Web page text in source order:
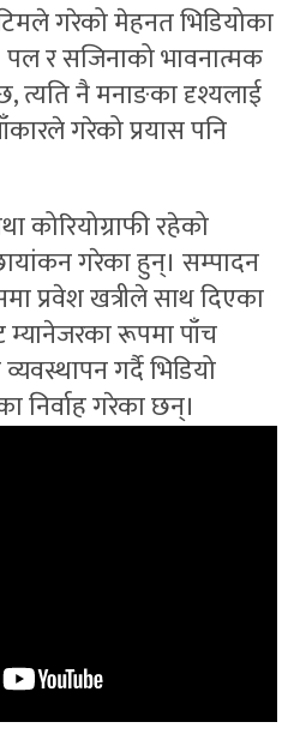
गरेको मेहनत भिडियोका
र सजिनाको भावनात्मक
त्यति नै मनाङका दृश्यलाई
गरेको प्रयास पनि
कोरियोग्राफी रहेको
गरेका हुन्। सम्पादन
प्रवेश खत्रीले साथ दिएका
म्यानेजरका रूपमा पाँच
गर्दै भिडियो
निर्वाह गरेका छन्।